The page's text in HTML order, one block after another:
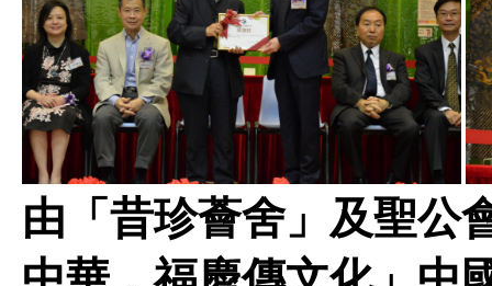
由「昔珍薈舍」及聖公